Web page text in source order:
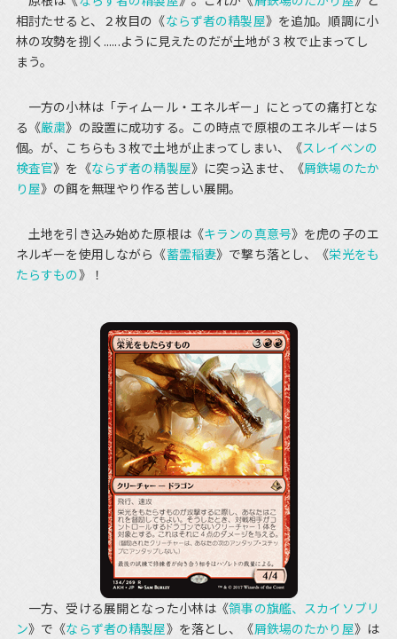
相討たせると、２枚目の《ならず者の精製屋》を追加。順調に小
林の攻勢を捌く......ように見えたのだが土地が３枚で止まってし
まう。
一方の小林は「ティムール・エネルギー」にとっての痛打とな
る《厳粛》の設置に成功する。この時点で原根のエネルギーは５
個。が、こちらも３枚で土地が止まってしまい、《スレイベンの
検査官》を《ならず者の精製屋》に突っ込ませ、《屑鉄場のたか
り屋》の餌を無理やり作る苦しい展開。
土地を引き込み始めた原根は《キランの真意号》を虎の子のエ
ネルギーを使用しながら《蓄霊稲妻》で撃ち落とし、《栄光をも
たらすもの》！
一方、受ける展開となった小林は《領事の旗艦、スカイソブリ
ン》で《ならず者の精製屋》を落とし、《屑鉄場のたかり屋》は